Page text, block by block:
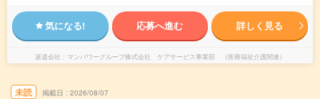
気になる! 応募へ進む 詳しく見る
派遣会社 マンパワーグループ株式会社 ケアサービス事業部 （医療福祉介護関連）
未読 掲載日 2026/08/07